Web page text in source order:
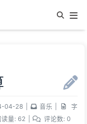
04-28 音乐
字
读量: 62 评论数: 0